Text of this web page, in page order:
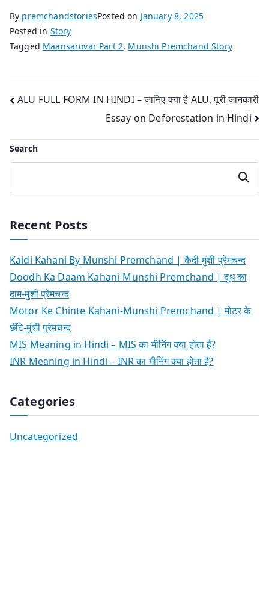
By premchandstoriesPosted on January 8, 2025
Posted in Story
Tagged Maansarovar Part 2, Munshi Premchand Story
Post
ALU FULL FORM IN HINDI – जानिए क्या है ALU, पूरी जानकारी
Essay on Deforestation in Hindi
Search
Search
Recent Posts
Kaidi Kahani By Munshi Premchand | कैदी-मुंशी प्रेमचन्द
Doodh Ka Daam Kahani-Munshi Premchand | दूध का
दाम-मुंशी प्रेमचन्द
Motor Ke Chinte Kahani-Munshi Premchand | मोटर के
छींटे-मुंशी प्रेमचन्द
MIS Meaning in Hindi – MIS का मीनिंग क्या होता है?
INR Meaning in Hindi – INR का मीनिंग क्या होता है?
Categories
Uncategorized